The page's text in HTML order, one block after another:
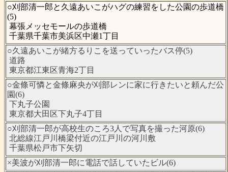
○刈部清一郎と久遠あいこがハグの練習をした公園の歩道橋
(5)
幕張メッセモールの歩道橋
千葉県千葉市美浜区中瀬1丁目
○久遠あいこが緒方るりこを送っていったバス停(5)
道路
東京都江東区青海2丁目
○金條可憐と金條麻央が刈部レンに家に行きたいと頼んだ公
園(6)
下丸子公園
東京都大田区下丸子4丁目
○刈部清一郎が高校生のころ3人で写真を撮った河原(6)
北総線江戸川橋梁付近の江戸川の河川敷
千葉県松戸市下矢切
×美波が刈部清一郎に電話で話していたビル(6)